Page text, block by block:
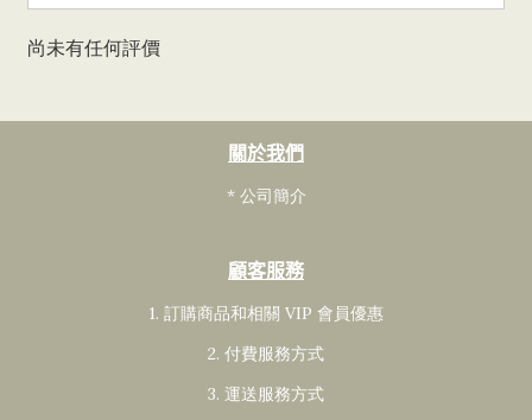
尚未有任何評價
關於我們
* 公司簡介
顧客服務
1. 訂購商品和相關 VIP 會員優惠
2. 付費服務方式
3. 運送服務方式